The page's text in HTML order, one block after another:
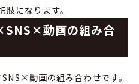
になります。
動画の組み合
動画の組み合わせです。